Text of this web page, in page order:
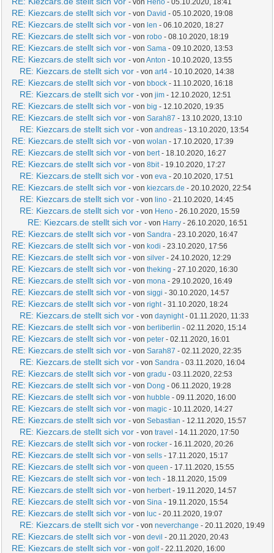
- von Heno - 05.10.2020, 18:41
RE: Kiezcars.de stellt sich vor - von David - 05.10.2020, 19:08
RE: Kiezcars.de stellt sich vor - von len - 06.10.2020, 18:27
RE: Kiezcars.de stellt sich vor - vonrobo - 08.10.2020, 18:19
RE: Kiezcars.de stellt sich vor - vonSama - 09.10.2020, 13:53
RE: Kiezcars.de stellt sich vor - vonAnton - 10.10.2020, 13:55
RE: Kiezcars.de stellt sich vor - vonart4 - 10.10.2020, 14:38
RE: Kiezcars.de stellt sich vor - von bbock - 11.10.2020, 16:18
RE: Kiezcars.de stellt sich vor - vonjim - 12.10.2020, 12:51
RE: Kiezcars.de stellt sich vor - von big - 12.10.2020, 19:35
RE: Kiezcars.de stellt sich vor - vonSarah87 - 13.10.2020, 13:10
RE: Kiezcars.de stellt sich vor - vonandreas - 13.10.2020, 13:54
RE: Kiezcars.de stellt sich vor - vonwolan - 17.10.2020, 17:39
RE: Kiezcars.de stellt sich vor - von bert- 18.10.2020, 16:27
RE: Kiezcars.de stellt sich vor - von8bit- 19.10.2020, 17:27
RE: Kiezcars.de stellt sich vor - voneva - 20.10.2020, 17:51
RE: Kiezcars.de stellt sich vor - von kiezcars.de - 20.10.2020, 22:54
RE: Kiezcars.de stellt sich vor - von lino - 21.10.2020, 14:45
RE: Kiezcars.de stellt sich vor - von Heno - 26.10.2020, 15:59
RE: Kiezcars.de stellt sich vor - von Harry - 26.10.2020, 16:51
RE: Kiezcars.de stellt sich vor - vonSandra - 23.10.2020, 16:47
RE: Kiezcars.de stellt sich vor - von kodi - 23.10.2020, 17:56
RE: Kiezcars.de stellt sich vor - vonsilver - 24.10.2020, 12:29
RE: Kiezcars.de stellt sich vor - vontheking - 27.10.2020, 16:30
RE: Kiezcars.de stellt sich vor - vonmona - 29.10.2020, 16:49
RE: Kiezcars.de stellt sich vor - vonsiggi - 30.10.2020, 14:57
RE: Kiezcars.de stellt sich vor - vonright- 31.10.2020, 18:24
RE: Kiezcars.de stellt sich vor - vondaynight- 01.11.2020, 11:33
RE: Kiezcars.de stellt sich vor - von berliberlin - 02.11.2020, 15:14
RE: Kiezcars.de stellt sich vor - vonpeter - 02.11.2020, 16:01
RE: Kiezcars.de stellt sich vor - vonSarah87 - 02.11.2020, 22:35
RE: Kiezcars.de stellt sich vor - vonSandra - 03.11.2020, 16:04
RE: Kiezcars.de stellt sich vor - vongradu - 03.11.2020, 22:53
RE: Kiezcars.de stellt sich vor - von Dong - 06.11.2020, 19:28
RE: Kiezcars.de stellt sich vor - von hubble - 09.11.2020, 16:00
RE: Kiezcars.de stellt sich vor - vonmagic - 10.11.2020, 14:27
RE: Kiezcars.de stellt sich vor - vonSebastian - 12.11.2020, 15:57
RE: Kiezcars.de stellt sich vor - vontravel - 14.11.2020, 17:50
RE: Kiezcars.de stellt sich vor - vonrocker - 16.11.2020, 20:26
RE: Kiezcars.de stellt sich vor - vonsells - 17.11.2020, 15:17
RE: Kiezcars.de stellt sich vor - vonqueen - 17.11.2020, 15:55
RE: Kiezcars.de stellt sich vor - vontech - 18.11.2020, 15:09
RE: Kiezcars.de stellt sich vor - von herbert- 19.11.2020, 14:57
RE: Kiezcars.de stellt sich vor - vonSina - 19.11.2020, 15:54
RE: Kiezcars.de stellt sich vor - von luc - 20.11.2020, 19:07
RE: Kiezcars.de stellt sich vor - vonneverchange - 20.11.2020, 19:49
RE: Kiezcars.de stellt sich vor - vondevil - 20.11.2020, 20:43
RE: Kiezcars.de stellt sich vor - vongolf- 22.11.2020, 16:00